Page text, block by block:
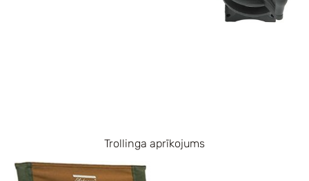
Trollinga aprīkojums